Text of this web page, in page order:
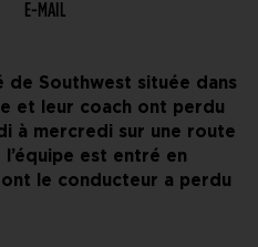
E-MAIL
de Southwest située dans
et leur coach ont perdu
à mercredi sur une route
est entré en
le conducteur a perdu